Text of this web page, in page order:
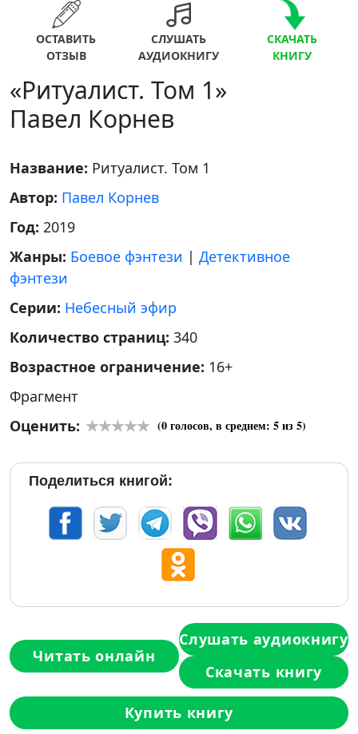
ОСТАВИТЬ
ОТЗЫВ
СЛУШАТЬ
АУДИОКНИГУ
СКАЧАТЬ
КНИГУ
«Ритуалист. Том 1»
Павел Корнев
Название: Ритуалист. Том 1
Автор: Павел Корнев
Год: 2019
Жанры: Боевое фэнтези | Детективное
фэнтези
Серии: Небесный эфир
Количество страниц: 340
Возрастное ограничение: 16+
Фрагмент
Оценить:
(0голосов, в среднем: 5из 5)
Поделиться книгой:
Читать онлайн
Слушать аудиокнигу
Скачать книгу
Купить книгу